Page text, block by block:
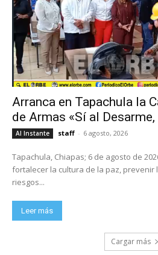
Arranca en Tapachula la
de Armas «Sí al
Al Instante staff - 6 agosto, 2026
Tapachula, Chiapas; 6 de agosto de
fortalecer la cultura de la paz, prevenir
riesgos...
Leer más
Cargar más